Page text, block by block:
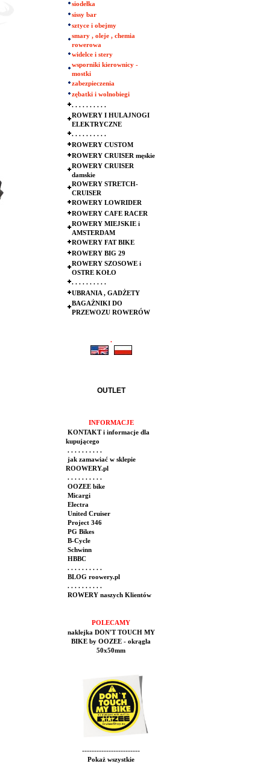
siodełka
sissy bar
sztyce i obejmy
smary , oleje , chemia
rowerowa
widelce i stery
wsporniki kierownicy -
mostki
zabezpieczenia
zębatki i wolnobiegi
. . . . . . . . . .
ROWERY I HULAJNOGI
ELEKTRYCZNE
. . . . . . . . . .
ROWERY CUSTOM
ROWERY CRUISER męskie
ROWERY CRUISER
damskie
ROWERY STRETCH-
CRUISER
ROWERY LOWRIDER
ROWERY CAFE RACER
ROWERY MIEJSKIE i
AMSTERDAM
ROWERY FAT BIKE
ROWERY BIG 29
ROWERY SZOSOWE i
OSTRE KOŁO
. . . . . . . . . .
UBRANIA , GADŻETY
BAGAŻNIKI DO
PRZEWOZU ROWERÓW
.
OUTLET
INFORMACJE
KONTAKT i informacje dla
kupującego
. . . . . . . . . .
jak zamawiać w sklepie
ROOWERY.pl
. . . . . . . . . .
OOZEE bike
Micargi
Electra
United Cruiser
Project 346
PG Bikes
B-Cycle
Schwinn
HBBC
. . . . . . . . . .
BLOG roowery.pl
. . . . . . . . . .
ROWERY naszych Klientów
POLECAMY
naklejka DON'T TOUCH MY
BIKE by OOZEE - okrągła
50x50mm
------------------------
Pokaż wszystkie